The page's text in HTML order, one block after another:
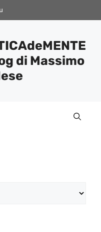
di Massimo